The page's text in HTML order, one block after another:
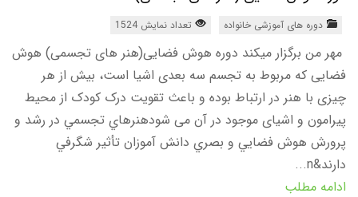
دوره های آموزشی خانواده تعداد نمایش 1524
مهر من برگزار میکند دوره هوش فضایی(هنر های تجسمی) هوش
فضایی که مربوط به تجسم سه بعدی اشیا است، بیش از هر
چیزی با هنر در ارتباط بوده و باعث تقویت درک کودک از محیط
پیرامون و اشیای موجود در آن می شودهنرهاي تجسمي در رشد و
پرورش هوش فضايي و بصري دانش آموزان تأثير شگرفي
دارند&n...
ادامه مطلب